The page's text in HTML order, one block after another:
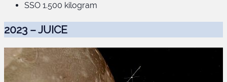
SSO 1.500 kilogram
2023 – JUICE